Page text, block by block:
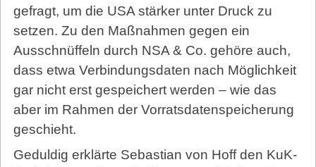
gefragt, um die USA stärker unter Druck zu
setzen. Zu den Maßnahmen gegen ein
Ausschnüffeln durch NSA & Co. gehöre auch,
dass etwa Verbindungsdaten nach Möglichkeit
gar nicht erst gespeichert werden – wie das
aber im Rahmen der Vorratsdatenspeicherung
geschieht.
Geduldig erklärte Sebastian von Hoff den KuK-